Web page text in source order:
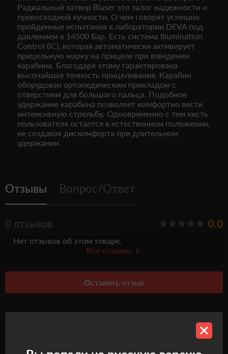
Радиальный затвор Blaser это залог надежности и
превосходной кучности. О чем говорят успешно
пройденные испытания в лаборатории DEVA под
давлением в 14500 Бар. Есть система Illumination
Control (iC), которая автоматически активирует
прицельную марку на прицеле при взведении
карабина. Благодаря этому гарантирована
высочайшая точность прицеливания. Карабин
оборудован ортопедическим прикладом с
отверстием для большого пальца. Подобное
удержание карабина позволяет комфортно вести
интенсивную стрельбу. Одновременно с тем кисть
пользователя остается в естественном положении,
не создавая дискомфорта при длительном
удержании.
Отзывы Вопрос/Ответ
0 отзывов 0.0
Нет отзывов об этом товаре.
Все отзывы
Оставить отзыв